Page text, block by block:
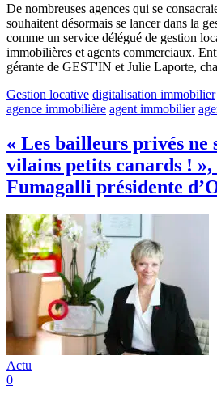
De nombreuses agences qui se
souhaitent désormais se lancer dans la
comme un service délégué de gestion
immobilières et agents commerciaux.
gérante de GEST'IN et Julie Laporte,
Gestion locative digitalisation immobilier
agence immobilière agent immobilier
« Les bailleurs privés ne
vilains petits canards !
Fumagalli présidente
Actu
0